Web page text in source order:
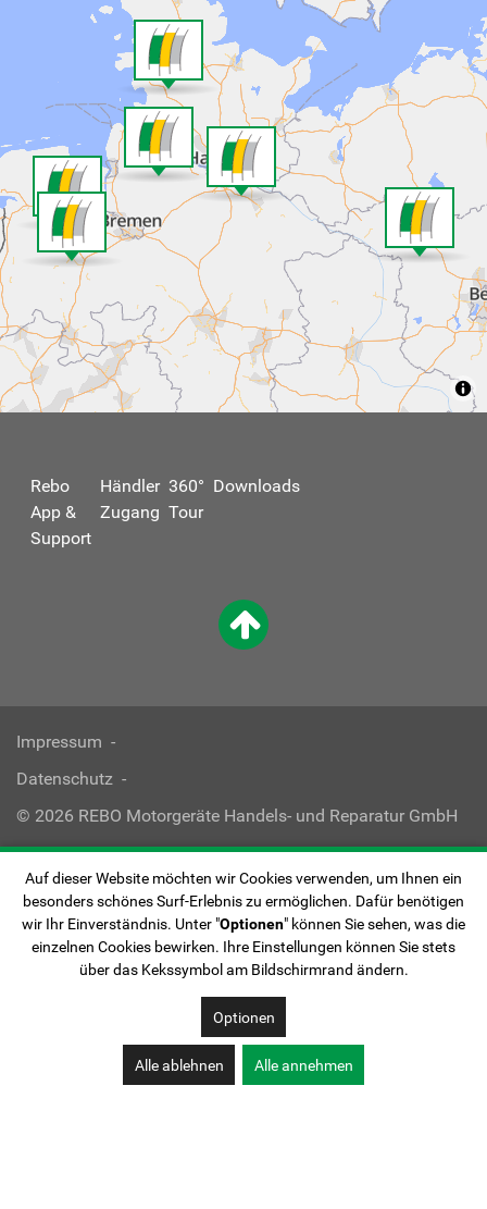
Rebo
App &
Support
Händler
Zugang
360°
Tour
Downloads
Impressum
Datenschutz
© 2026 REBO Motorgeräte Handels- und Reparatur GmbH
Auf dieser Website möchten wir Cookies verwenden, um Ihnen ein
besonders schönes Surf-Erlebnis zu ermöglichen. Dafür benötigen
wir Ihr Einverständnis. Unter "Optionen" können Sie sehen, was die
einzelnen Cookies bewirken. Ihre Einstellungen können Sie stets
über das Kekssymbol am Bildschirmrand ändern.
Optionen
Alle ablehnen Alle annehmen